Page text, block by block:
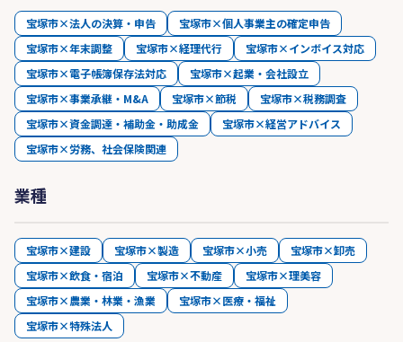
宝塚市×法人の決算・申告
宝塚市×個人事業主の確定申告
宝塚市×年末調整
宝塚市×経理代行
宝塚市×インボイス対応
宝塚市×電子帳簿保存法対応
宝塚市×起業・会社設立
宝塚市×事業承継・M&A
宝塚市×節税
宝塚市×税務調査
宝塚市×資金調達・補助金・助成金
宝塚市×経営アドバイス
宝塚市×労務、社会保険関連
業種
宝塚市×建設 宝塚市×製造 宝塚市×小売
宝塚市×卸売
宝塚市×飲食・宿泊
宝塚市×不動産
宝塚市×理美容
宝塚市×農業・林業・漁業
宝塚市×医療・福祉
宝塚市×特殊法人